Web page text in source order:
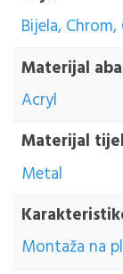
Bijela,
Materijal
Acryl
Materijal
Metal
Montaža na